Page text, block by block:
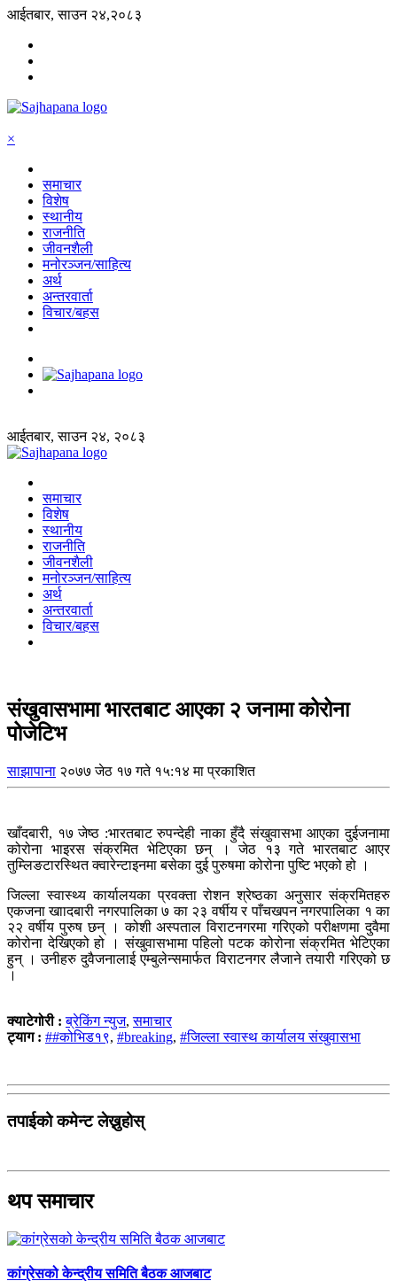
आईतबार, साउन २४,२०८३
×
समाचार
विशेष
स्थानीय
राजनीति
जीवनशैली
मनोरञ्जन/साहित्य
अर्थ
अन्तरवार्ता
विचार/बहस
आईतबार, साउन २४, २०८३
समाचार
विशेष
स्थानीय
राजनीति
जीवनशैली
मनोरञ्जन/साहित्य
अर्थ
अन्तरवार्ता
विचार/बहस
संखुवासभामा भारतबाट आएका २ जनामा कोरोना
पोजेटिभ
साझापाना २०७७ जेठ १७ गते १५:१४ मा प्रकाशित
खाँदबारी, १७ जेष्ठ :भारतबाट रुपन्देही नाका हुँदै संखुवासभा आएका दुईजनामा
कोरोना भाइरस संक्रमित भेटिएका छन् । जेठ १३ गते भारतबाट आएर
तुम्लिङटारस्थित क्वारेन्टाइनमा बसेका दुई पुरुषमा कोरोना पुष्टि भएको हो ।
जिल्ला स्वास्थ्य कार्यालयका प्रवक्ता रोशन श्रेष्ठका अनुसार संक्रमितहरु
एकजना खाादबारी नगरपालिका ७ का २३ वर्षीय र पाँचखपन नगरपालिका १ का
२२ वर्षीय पुरुष छन् । कोशी अस्पताल विराटनगरमा गरिएको परीक्षणमा दुवैमा
कोरोना देखिएको हो । संखुवासभामा पहिलो पटक कोरोना संक्रमित भेटिएका
हुन् । उनीहरु दुवैजनालाई एम्बुलेन्समार्फत विराटनगर लैजाने तयारी गरिएको छ
।
क्याटेगोरी :ब्रेकिंग न्युज,समाचार
ट्याग : ##कोभिड१९, #breaking, #जिल्ला स्वास्थ कार्यालय संखुवासभा
तपाईको कमेन्ट लेख्नुहोस्
थप समाचार
कांग्रेसको केन्द्रीय समिति बैठक आजबाट